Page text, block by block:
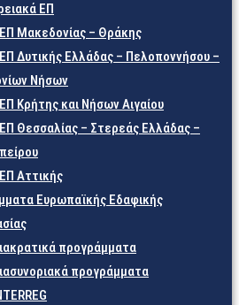
ΕΠ
Μακεδονίας – Θράκης
Δυτικής Ελλάδας – Πελοποννήσου –
Νήσων
Κρήτης και Νήσων Αιγαίου
Θεσσαλίας – Στερεάς Ελλάδας –
Αττικής
Ευρωπαϊκής Εδαφικής
προγράμματα
προγράμματα